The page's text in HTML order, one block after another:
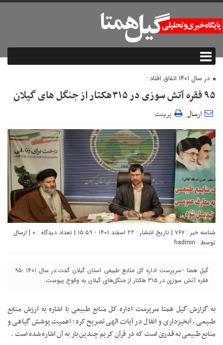
در سال ۱۴۰۱ اتفاق افتاد :
۹۵ فقره آتش سوزی در ۳۱۵هکتار از جنگل های گیلان
ارسال پرینت
شناسه خبر : ۷۶۷ | تاریخ انتشار : ۲۲ اسفند ۱۴۰۱ - ۱۵:۵۹ | تعداد دیدگاه : ۰ | ارسال
توسط : hadmin
گیل همتا -سرپرست اداره کل منابع طبیعی استان گیلان گفت:در سال ۱۴۰۱ ؛۹۵
فقره آتش سوزی در ۳۱۵ هکتار از جنگل‌های گیلان به وقوع پیوست.
به گزارش گیل همتا سرپرست اداره کل منابع طبیعی با اشاره به ارزش منابع
طبیعی ، آبخیزداری و انفال در آیات الهی تصریح کرد: اهمیت پوشش گیاهی و
منابع طبیعی به قدری است که در قرآن کریم چندین بار به آن اشاره شده است .